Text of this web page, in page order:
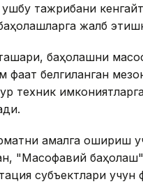
ушбу тажрибани
жалб
баҳолашни
фақат белгиланган
техник
амалга ошириш
"Масофавий баҳолаш"
субъектлари